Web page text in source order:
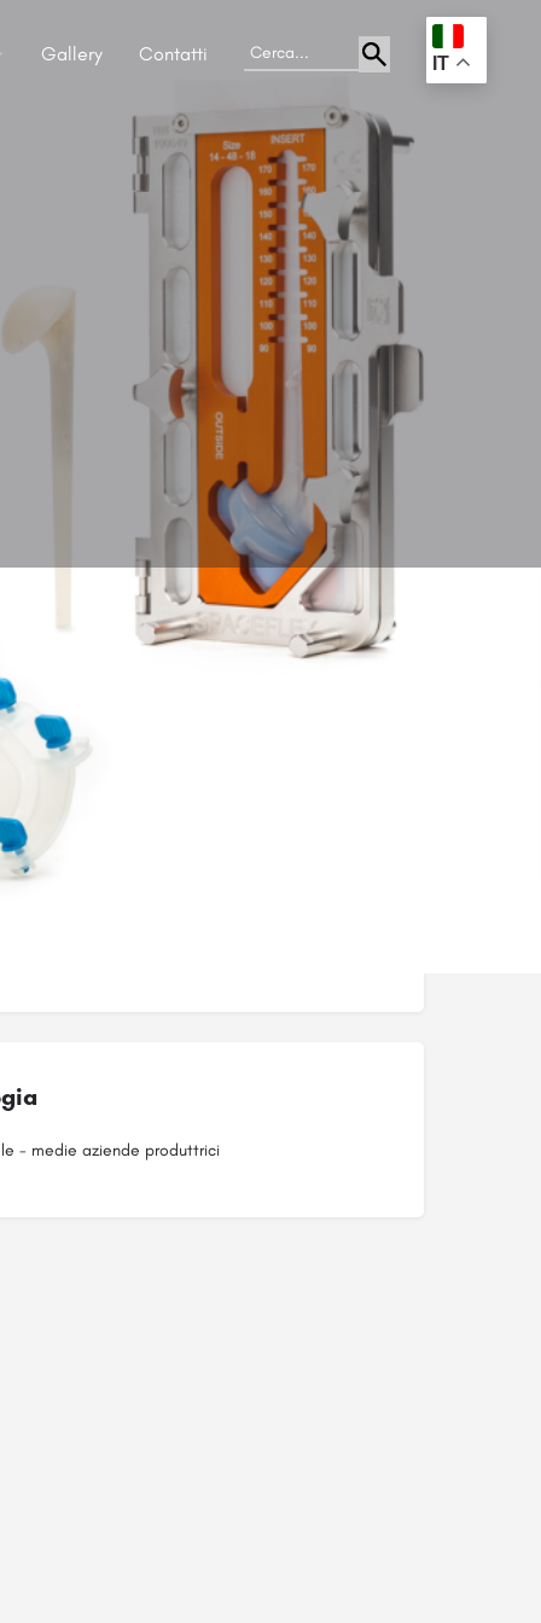
Gallery Contatti . IT
- medie aziende produttrici